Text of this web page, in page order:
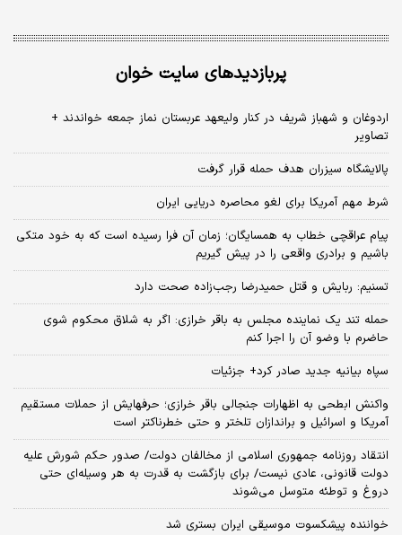
پربازدیدهای سایت خوان
اردوغان و شهباز شریف در کنار ولیعهد عربستان نماز جمعه خواندند +
تصاویر
پالایشگاه سیزران هدف حمله قرار گرفت
شرط مهم آمریکا برای لغو محاصره دریایی ایران
پیام عراقچی خطاب به همسایگان؛ زمان آن فرا رسیده است که به خود متکی
باشیم و برادری واقعی را در پیش گیریم
تسنیم: ربایش و قتل حمیدرضا رجب‌زاده صحت دارد
حمله تند یک نماینده مجلس به باقر خرازی: اگر به شلاق محکوم شوی
حاضرم با وضو آن را اجرا کنم
سپاه بیانیه جدید صادر کرد+ جزئیات
واکنش ابطحی به اظهارات جنجالی باقر خرازی؛ حرفهایش از حملات مستقیم
آمریکا و اسرائیل و براندازان تلختر و حتی خطرناکتر است
انتقاد روزنامه جمهوری اسلامی از مخالفان دولت/ صدور حکم شورش علیه
دولت قانونی، عادی نیست/ برای بازگشت به قدرت به هر وسیله‌ای حتی
دروغ و توطئه متوسل می‌شوند
خواننده پیشکسوت موسیقی ایران بستری شد